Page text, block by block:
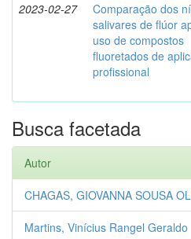
2023-02-27
Comparação dos
salivares de flúor
uso de compostos
fluoretados de
profissional
Busca facetada
Autor
CHAGAS, GIOVANNA SOUSA
Martins, Vinícius Rangel Geraldo